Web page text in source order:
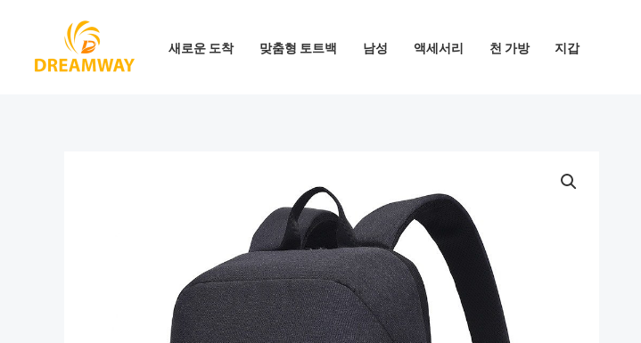
새로운 도착 맞춤형 토트백 남성 액세서리 천 가방 지갑